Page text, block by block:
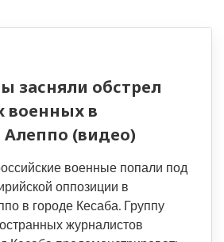
засняли обстрел
военных в
(видео)
военные попали под
оппозиции в
в городе Кесаба. Группу
журналистов